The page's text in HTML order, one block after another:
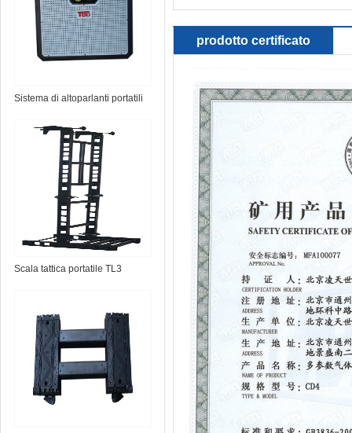
Sistema di altoparlanti portatili
Scala tattica portatile TL3
prodotto certificato